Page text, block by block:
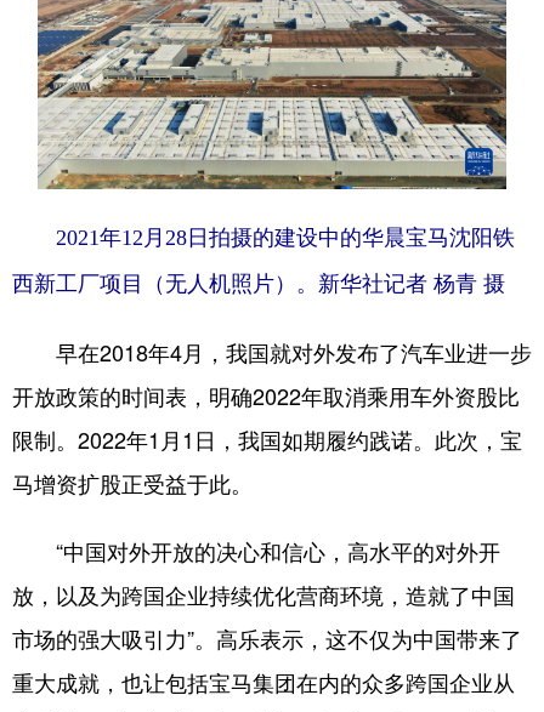
2021年12月28日拍摄的建设中的华晨宝马沈阳铁
西新工厂项目（无人机照片）。新华社记者 杨青 摄
早在2018年4月，我国就对外发布了汽车业进一步
开放政策的时间表，明确2022年取消乘用车外资股比
限制。2022年1月1日，我国如期履约践诺。此次，宝
马增资扩股正受益于此。
“中国对外开放的决心和信心，高水平的对外开
放，以及为跨国企业持续优化营商环境，造就了中国
市场的强大吸引力”。高乐表示，这不仅为中国带来了
重大成就，也让包括宝马集团在内的众多跨国企业从